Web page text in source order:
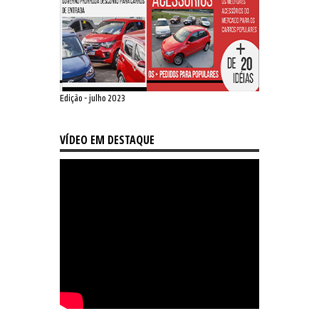
Edição - julho 2023
VÍDEO EM DESTAQUE